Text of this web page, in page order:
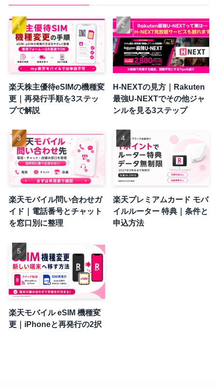
楽天株主優待eSIMの機種変
更｜再発行手順を3ステッ
プで解説
H-NEXTの見方｜Rakuten
最強U-NEXTでその他ジャ
ンルを見る3ステップ
楽天モバイル問い合わせガ
イド｜電話番号とチャット
を窓口別に整理
楽天プレミアムカード モバ
イルルーター 特典｜条件と
申込方法
楽天モバイル eSIM 機種変
更｜iPhoneと再発行の2択